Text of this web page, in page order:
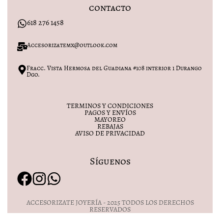
contacto
618 276 1458
Accesorizatemx@outlook.com
Fracc. Vista Hermosa del Guadiana #108 interior 1 Durango
Dgo.
TERMINOS Y CONDICIONES
PAGOS Y ENVÍOS
MAYOREO
REBAJAS
AVISO DE PRIVACIDAD
Síguenos
ACCESORIZATE JOYERÍA - 2025 TODOS LOS DERECHOS
RESERVADOS